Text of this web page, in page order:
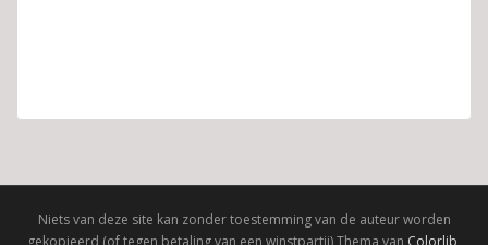
Niets van deze site kan zonder toestemming van de auteur worden
gekopieerd (of tegen betaling van een winstpartij) Thema van Colorlib